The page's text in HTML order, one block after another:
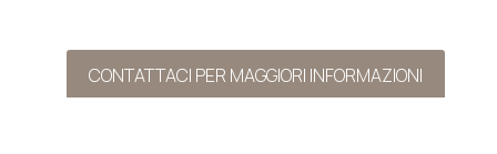
CONTATTACI PER MAGGIORI INFORMAZIONI